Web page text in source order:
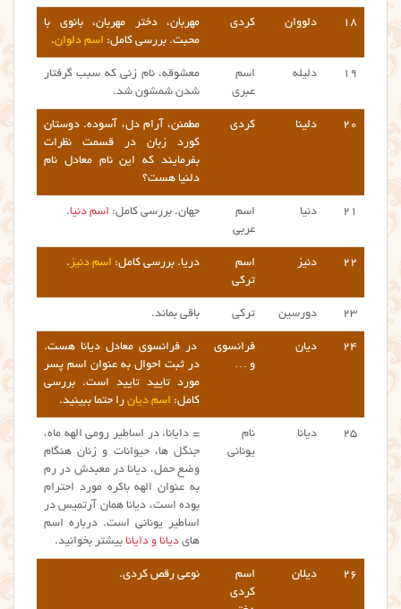
۱۸ دلووان کردی
مهربان، دختر مهربان، بانوی با
محبت. بررسی کامل: اسم دلوان.
۱۹ دلیله
اسم
عبری
معشوقه، نام زنی که سبب گرفتار
شدن شمشون شد.
۲۰ دلینا کردی
مطمئن، آرام دل، آسوده. دوستان
کورد زبان در قسمت نظرات
بفرمایند که این نام معادل نام
دلنیا هست؟
۲۱ دنیا
اسم
عربی
جهان. بررسی کامل: اسم دنیا.
۲۲ دنیز
اسم
ترکی
دریا. بررسی کامل: اسم دنیز .
۲۳ دورسین ترکی باقی بماند.
۲۴ دیان
فرانسوی
و …
در فرانسوی معادل دیانا هست.
در ثبت احوال به عنوان اسم پسر
مورد تایید تایید است. بررسی
کامل: اسم دیان را حتما ببینید.
۲۵ دیانا
نام
یونانی
= دایانا، در اساطیر رومی الهه ماه،
جنگل ها، حیوانات و زنان هنگام
وضع حمل، دیانا در معبدش در رم
به عنوان الهه باکره مورد احترام
بوده است، دیانا همان آرتمیس در
اساطیر یونانی است. درباره اسم
های دیانا و دایانا بیشتر بخوانید.
۲۶ دیلان
اسم
کردی
نوعی رقص کردی.